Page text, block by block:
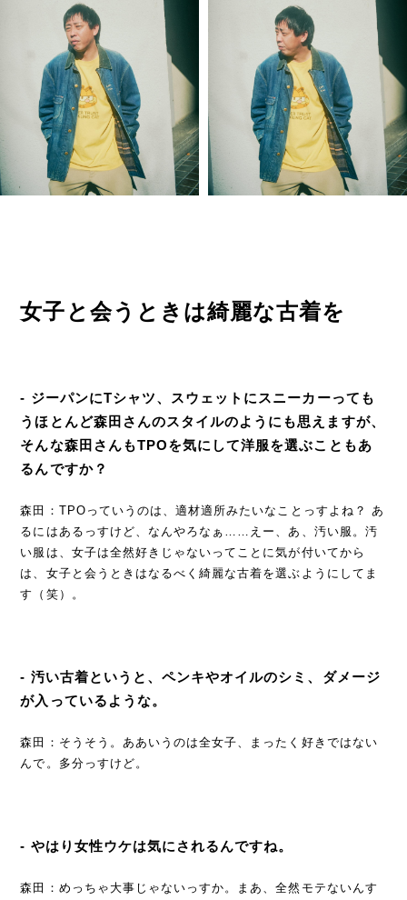
女子と会うときは綺麗な古着を
- ジーパンにTシャツ、スウェットにスニーカーっても
うほとんど森田さんのスタイルのようにも思えますが、
そんな森田さんもTPOを気にして洋服を選ぶこともあ
るんですか？
森田：TPOっていうのは、適材適所みたいなことっすよね？ あ
るにはあるっすけど、なんやろなぁ……えー、あ、汚い服。汚
い服は、女子は全然好きじゃないってことに気が付いてから
は、女子と会うときはなるべく綺麗な古着を選ぶようにしてま
す（笑）。
- 汚い古着というと、ペンキやオイルのシミ、ダメージ
が入っているような。
森田：そうそう。ああいうのは全女子、まったく好きではない
んで。多分っすけど。
- やはり女性ウケは気にされるんですね。
森田：めっちゃ大事じゃないっすか。まあ、全然モテないんす